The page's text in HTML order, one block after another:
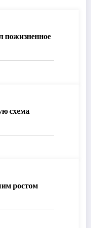
схема
ростом